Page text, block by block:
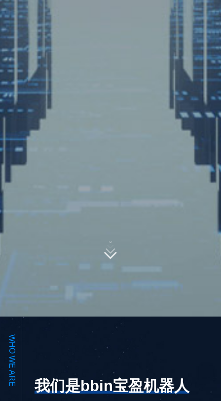
WHO WE ARE 我们是bbin宝盈机器人